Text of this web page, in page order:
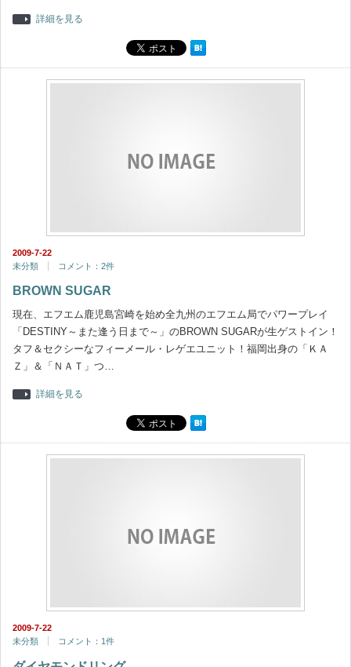
詳細を見る
2009-7-22
未分類
コメント：2件
BROWN SUGAR
現在、エフエム鹿児島宮崎を始め全九州のエフエム局でパワープレイ
「DESTINY～また逢う日まで～」のBROWN SUGARが生ゲストイン！
タフ＆セクシーなフィーメール・レゲエユニット！福岡出身の「ＫＡ
Ｚ」＆「ＮＡＴ」つ…
詳細を見る
2009-7-22
未分類
コメント：1件